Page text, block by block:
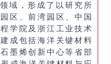
域，形成了以研究所
区、前湾园区、中国
学院及浙江工业技术
成包括海洋关键材料
墨烯创新中心等省部